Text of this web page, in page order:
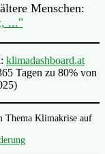
Menschen:
..."
klimadashboard.at
Tagen zu 80% von
Thema Klimakrise auf